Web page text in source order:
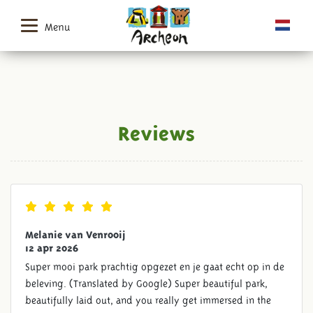
Menu
Reviews
Melanie van Venrooij
12 apr 2026
Super mooi park prachtig opgezet en je gaat echt op in de
beleving. (Translated by Google) Super beautiful park,
beautifully laid out, and you really get immersed in the